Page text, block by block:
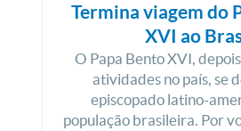
Termina viagem do
XVI ao
O Papa Bento XVI,
atividades no país, se
episcopado latino-
população brasileira. Por